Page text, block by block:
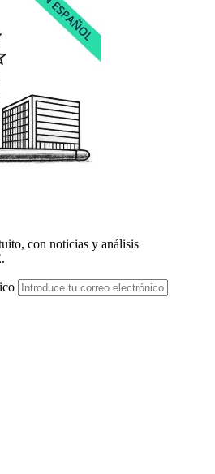
con noticias y análisis